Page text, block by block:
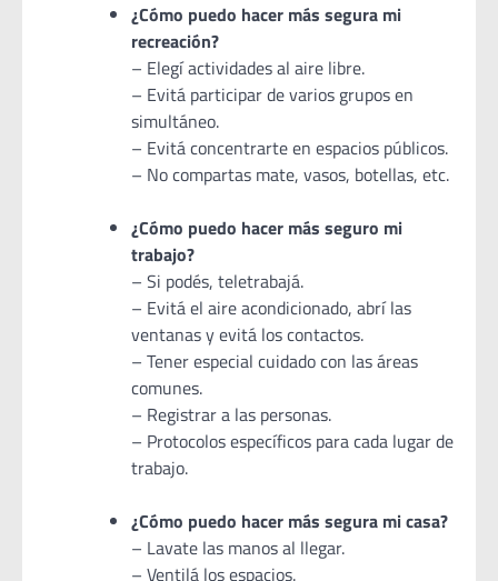
¿Cómo puedo hacer más segura mi
recreación?
– Elegí actividades al aire libre.
– Evitá participar de varios grupos en
simultáneo.
– Evitá concentrarte en espacios públicos.
– No compartas mate, vasos, botellas, etc.
¿Cómo puedo hacer más seguro mi
trabajo?
– Si podés, teletrabajá.
– Evitá el aire acondicionado, abrí las
ventanas y evitá los contactos.
– Tener especial cuidado con las áreas
comunes.
– Registrar a las personas.
– Protocolos específicos para cada lugar de
trabajo.
¿Cómo puedo hacer más segura mi casa?
– Lavate las manos al llegar.
– Ventilá los espacios.